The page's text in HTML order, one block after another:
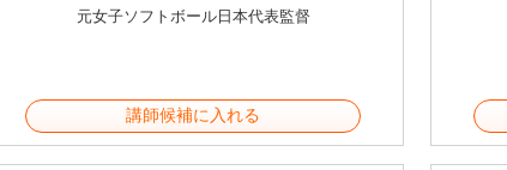
元女子ソフトボール日本代表監督
講師候補に入れる